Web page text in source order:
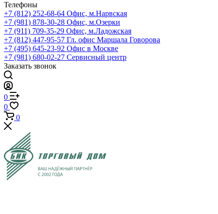
Телефоны
+7 (812) 252-68-64 Офис, м.Нарвская
+7 (981) 878-30-28 Офис, м.Озерки
+7 (911) 709-35-29 Офис, м.Ладожская
+7 (812) 447-95-57 Гл. офис Маршала Говорова
+7 (495) 645-23-92 Офис в Москве
+7 (981) 680-02-27 Сервисный центр
Заказать звонок
0
0
0